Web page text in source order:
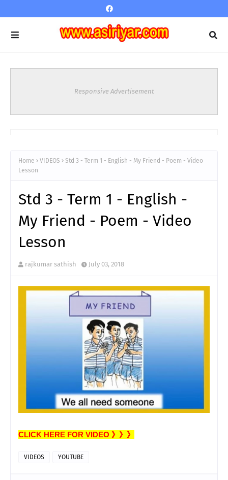
Responsive Advertisement
Home VIDEOS
Std 3 - Term 1 - English - My Friend - Poem - Video
Lesson
Std 3 - Term 1 - English -
My Friend - Poem - Video
Lesson
rajkumar sathish July 03, 2018
CLICK HERE FOR VIDEO 》》》
VIDEOS YOUTUBE